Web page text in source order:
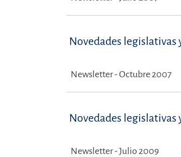
Novedades legislativas
Newsletter - Octubre 2007
Novedades legislativas
Newsletter - Julio 2009